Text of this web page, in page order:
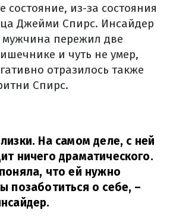
состояние, из-за состояния
Джейми Спирс. Инсайдер
мужчина пережил две
и чуть не умер,
отразилось также
Спирс.
На самом деле, с ней
ничего драматического.
что ей нужно
позаботиться о себе, –